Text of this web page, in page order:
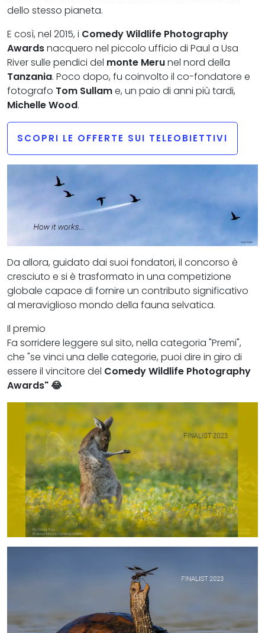
dello stesso pianeta.
E così, nel 2015, i Comedy Wildlife Photography
Awardsnacquero nel piccolo ufficio di Paul a Usa
River sulle pendici del monte Merunel nord della
Tanzania. Poco dopo, fu coinvolto il co-fondatore e
fotografo Tom Sullame, un paio di anni più tardi,
Michelle Wood.
SCOPRI LE OFFERTE SUI TELEOBIETTIVI
Da allora, guidato dai suoi fondatori, il concorso è
cresciuto e si è trasformato in una competizione
globale capace di fornire un contributo significativo
al meraviglioso mondo della fauna selvatica.
Il premio
Fa sorridere leggere sul sito, nella categoria "Premi",
che "se vinci una delle categorie, puoi dire in giro di
essere il vincitore del Comedy Wildlife Photography
Awards" 😂